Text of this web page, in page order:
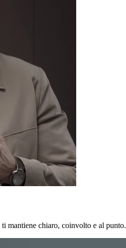
mantiene chiaro, coinvolto e al punto.